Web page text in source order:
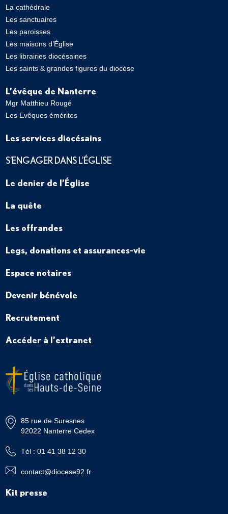
La cathédrale
Les sanctuaires
Les paroisses
Les maisons d’Église
Les librairies diocésaines
Les saints & grandes figures du diocèse
L’évêque de Nanterre
Mgr Matthieu Rougé
Les Evêques émérites
Les services diocésains
S’ENGAGER DANS L’ÉGLISE
Le denier de l’Église
La quête
Les offrandes
Legs, donations et assurances-vie
Espace notaires
Devenir bénévole
Recrutement
Accéder à l’extranet
85 rue de Suresnes
92022 Nanterre Cedex
Tél : 01 41 38 12 30
contact@diocese92.fr
Kit presse